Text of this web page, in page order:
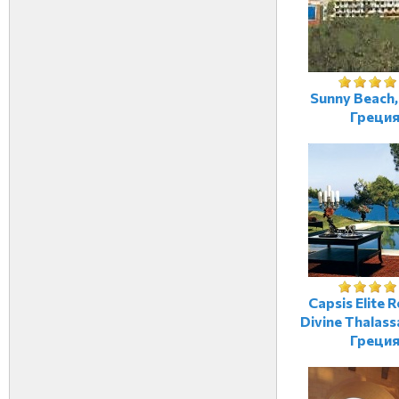
Sunny
Греция
Capsis Elite
Divine
Греция